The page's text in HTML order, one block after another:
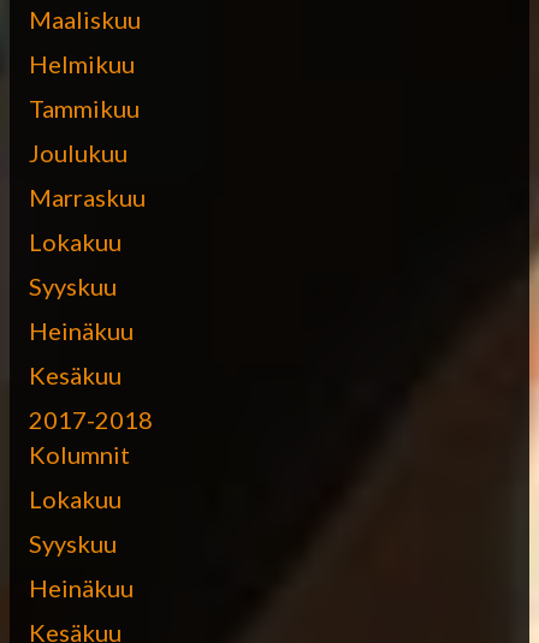
Maaliskuu
Helmikuu
Tammikuu
Joulukuu
Marraskuu
Lokakuu
Syyskuu
Heinäkuu
Kesäkuu
2017-2018
Kolumnit
Lokakuu
Syyskuu
Heinäkuu
Kesäkuu